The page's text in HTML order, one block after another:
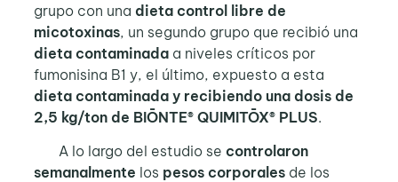
grupo con una dieta control libre de
micotoxinas, un segundo grupo que recibió una
dieta contaminadaa niveles críticos por
fumonisina B1 y, el último, expuesto a esta
dieta contaminada y recibiendo una dosis de
2,5 kg/ton de BIŌNTE® QUIMITŌX® PLUS.
A lo largo del estudio se controlaron
semanalmente los pesos corporalesde los